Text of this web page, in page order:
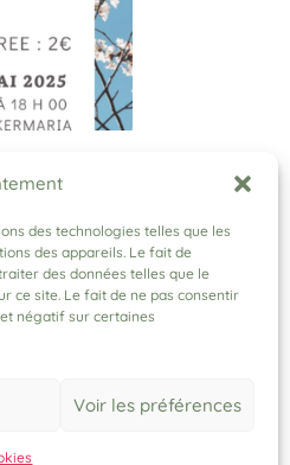
des technologies telles que les
des appareils. Le fait de
des données telles que le
ce site. Le fait de ne pas consentir
négatif sur certaines
Voir les préférences
!
le 18
nouvelle
Merci à
aux
Jardins
de Saint-
en œuvre